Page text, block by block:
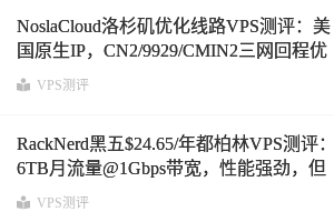
NoslaCloud洛杉矶优化线路VPS测评：美
国原生IP，CN2/9929/CMIN2三网回程优
化，300GB月流量@100Mbps带宽年付
VPS测评
RackNerd黑五$24.65/年都柏林VPS测评：
6TB月流量@1Gbps带宽，性能强劲，但
大陆网络延迟较高
VPS测评